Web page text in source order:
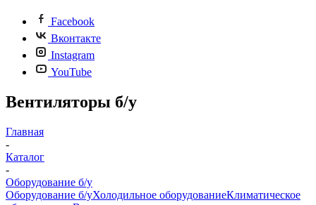
Facebook
Вконтакте
Instagram
YouTube
Вентиляторы б/у
Главная
-
Каталог
-
Оборудование б/у
Оборудование б/уХолодильное оборудованиеКлиматическое